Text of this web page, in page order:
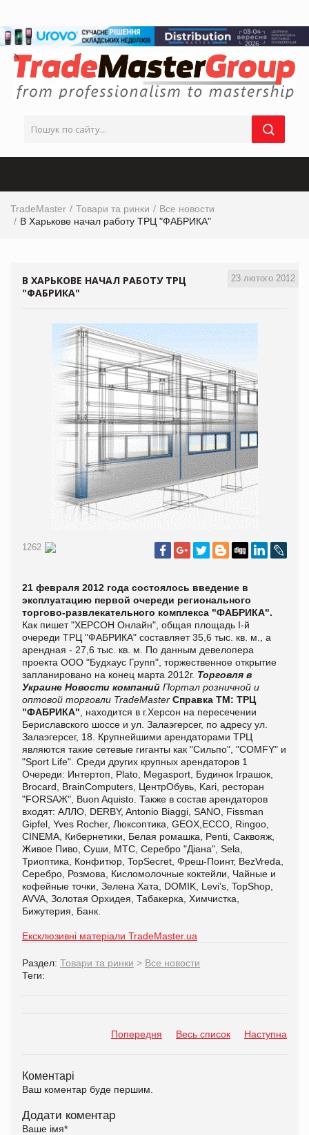
TradeMaster Товари та ринки
Все новости
В Харькове начал работу ТРЦ "ФАБРИКА"
23 лютого 2012
В ХАРЬКОВЕ НАЧАЛ РАБОТУ ТРЦ
"ФАБРИКА"
1262
21 февраля 2012 года состоялось введение в
эксплуатацию первой очереди регионального
торгово-развлекательного комплекса "ФАБРИКА".
Как пишет"ХЕРСОН Онлайн" , общая площадь I-й
очереди ТРЦ "ФАБРИКА" составляет 35,6 тыс. кв. м., а
арендная - 27,6 тыс. кв. м.
По данным девелопера
проекта ООО "Будхаус Групп", торжественное открытие
запланировано на конец марта 2012г. Торговля в
Украине Новости компаний Портал розничной и
оптовой торговли TradeMaster Справка ТМ: ТРЦ
"ФАБРИКА" , находится в г.Херсон на пересечении
Бериславского шоссе и ул. Залаэгерсег, по адресу ул.
Залаэгерсег, 18.
Крупнейшими арендаторами ТРЦ
являются такие сетевые гиганты как "Сильпо", "COMFY" и
"Sport Life". Среди других крупных арендаторов 1
Очереди: Интертоп, Plato, Megasport, Будинок Іграшок,
Brocard, BrainComputers, ЦентрОбувь, Kari, ресторан
"FORSAЖ", Buon Aquisto. Также в состав арендаторов
входят: АЛЛО, DERBY, Antonio Biaggi, SANO, Fissman
Gipfel, Yves Rocher, Люксоптика, GEOX,ECCO, Ringoо,
CINEMA, Кибернетики, Белая ромашка, Penti, Саквояж,
Живое Пиво, Суши, МТС, Серебро "Діана", Sela,
Триоптика, Конфитюр, TopSecret, Фреш-Поинт, BezVreda,
Серебро, Розмова, Кисломолочные коктейли, Чайные и
кофейные точки, Зелена Хата, DOMIK, Levi’s, TopShop,
AVVA, Золотая Орхидея, Табакерка, Химчистка,
Бижутерия, Банк.
Ексклюзивні матеріали TradeMaster.ua
Раздел: Товари та ринки > Все новости
Теги:
Попередня Весь список Наступна
Коментарі
Ваш коментар буде першим.
Додати коментар
Ваше імя*